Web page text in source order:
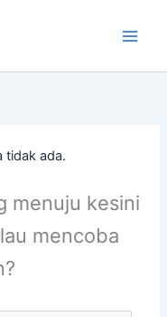
tidak ada.
menuju kesini
mencoba